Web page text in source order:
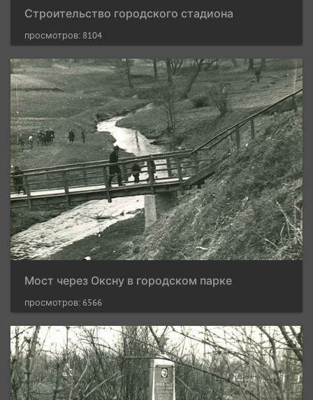
Строительство городского стадиона
просмотров: 8104
Мост через Оксну в городском парке
просмотров: 6566